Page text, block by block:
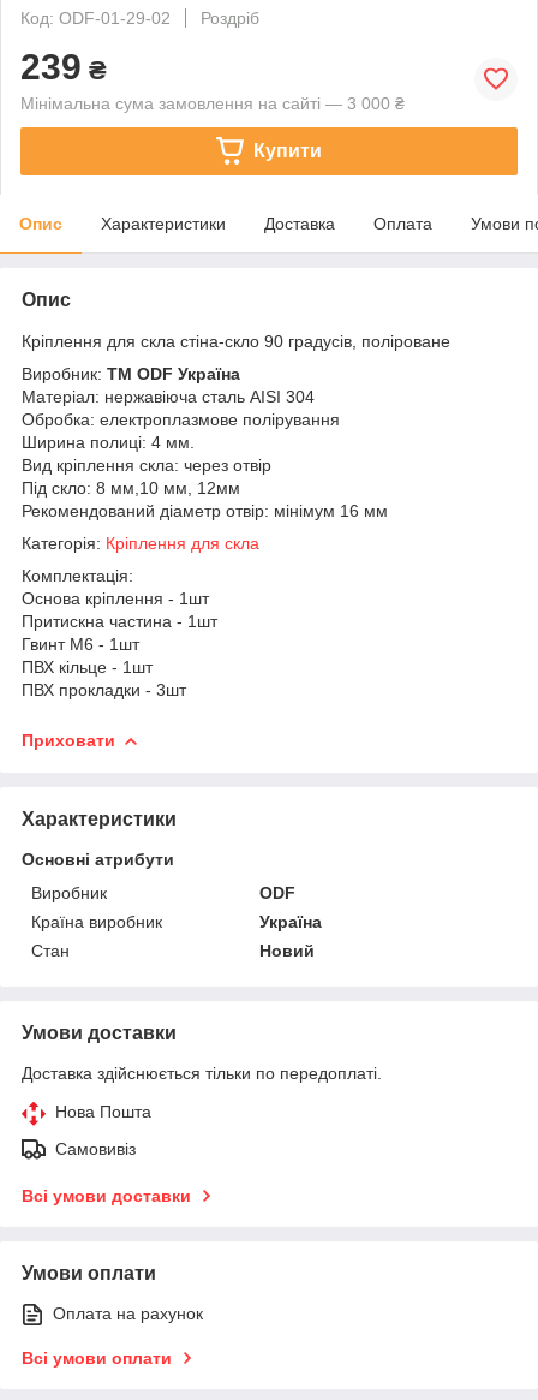
Код: ODF-01-29-02
Роздріб
239 ₴
Мінімальна сума замовлення на сайті — 3 000 ₴
Купити
Опис Характеристики Доставка Оплата Умови
Опис
Кріплення для скла стіна-скло 90 градусів, поліроване
Виробник: ТМ ODF Україна
Матеріал: нержавіюча сталь AISI 304
Обробка: електроплазмове полірування
Ширина полиці: 4 мм.
Вид кріплення скла: через отвір
Під скло: 8 мм,10 мм, 12мм
Рекомендований діаметр отвір: мінімум 16 мм
Категорія: Кріплення для скла
Комплектація:
Основа кріплення - 1шт
Притискна частина - 1шт
Гвинт М6 - 1шт
ПВХ кільце - 1шт
ПВХ прокладки - 3шт
Приховати
Характеристики
Основні атрибути
Виробник
ODF
Країна виробник
Україна
Стан
Новий
Умови доставки
Доставка здійснюється тільки по передоплаті.
Нова Пошта
Самовивіз
Всі умови доставки
Умови оплати
Оплата на рахунок
Всі умови оплати